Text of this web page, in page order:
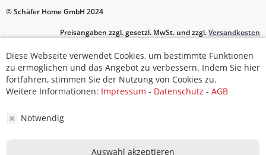
© Schäfer Home GmbH 2024
Preisangaben zzgl. gesetzl. MwSt. und zzgl.Versandkosten
Diese Webseite verwendet Cookies, um bestimmte Funktionen
zu ermöglichen und das Angebot zu verbessern. Indem Sie hier
fortfahren, stimmen Sie der Nutzung von Cookies zu.
Weitere Informationen: Impressum - Datenschutz - AGB
Notwendig
Auswahl akzeptieren
Diese Webseite verwendet Cookies, um bestimmte Funktionen
zu ermöglichen und das Angebot zu verbessern. Indem Sie hier
fortfahren, stimmen Sie der Nutzung von Cookies zu.
Weitere Informationen: Impressum - Datenschutz - AGB
Notwendig
Auswahl akzeptieren